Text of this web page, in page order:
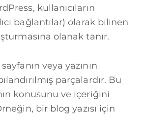
kullanıcıların
bağlantılar) olarak bilinen
olanak tanır.
veya yazının
parçalardır. Bu
konusunu ve içeriğini
bir blog yazısı için